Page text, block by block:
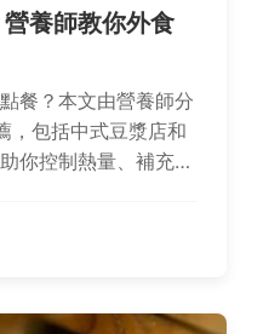
養師教你外食
餐？本文由營養師分
，包括中式豆漿店和
你控制熱量、補充蛋